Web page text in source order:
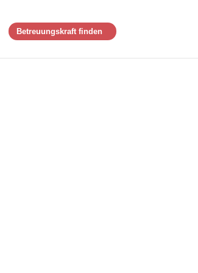
Betreuungskraft finden